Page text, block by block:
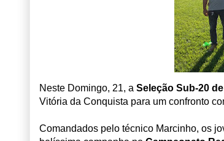
Neste Domingo, 21, a Seleção Sub-20
Vitória da Conquista para um confronto
Comandados pelo técnico Marcinho, os